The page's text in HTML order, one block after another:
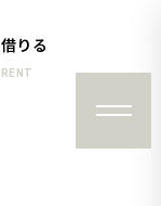
借りる
RENT